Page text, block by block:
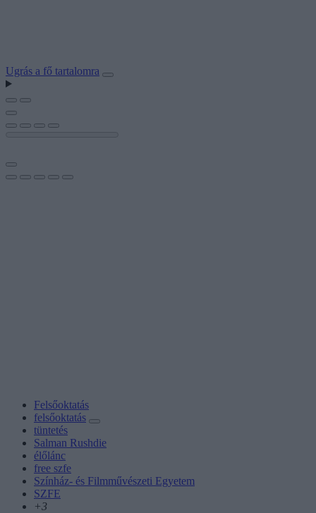
Ugrás a fő tartalomra
Felsőoktatás
felsőoktatás
tüntetés
Salman Rushdie
élőlánc
free szfe
Színház- és Filmművészeti Egyetem
SZFE
+3